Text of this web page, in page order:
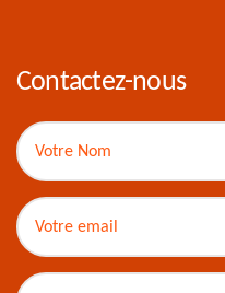
Contactez-nous